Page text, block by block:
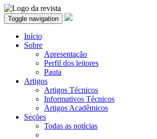
Toggle navigation
Início
Sobre
Apresentação
Perfil dos leitores
Pauta
Artigos
Artigos Técnicos
Informativos Técnicos
Artigos Acadêmicos
Seções
Todas as notícias